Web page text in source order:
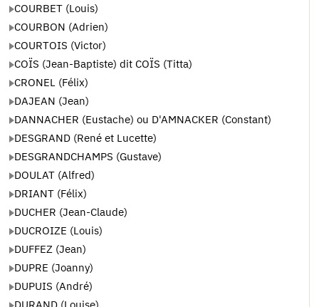
COURBET (Louis)
COURBON (Adrien)
COURTOIS (Victor)
COÏS (Jean-Baptiste) dit COÏS (Titta)
CRONEL (Félix)
DAJEAN (Jean)
DANNACHER (Eustache) ou D'AMNACKER (Constant)
DESGRAND (René et Lucette)
DESGRANDCHAMPS (Gustave)
DOULAT (Alfred)
DRIANT (Félix)
DUCHER (Jean-Claude)
DUCROIZE (Louis)
DUFFEZ (Jean)
DUPRE (Joanny)
DUPUIS (André)